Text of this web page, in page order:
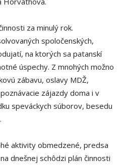
za minulý rok.
spoločenských,
na ktorých sa patanskí
úspechy. Z mnohých možno
zábavu, oslavy MDŽ,
zájazdy doma i v
speváckych súborov, besedu
aktivity obmedzené, predsa
dnešnej schôdzi plán činnosti